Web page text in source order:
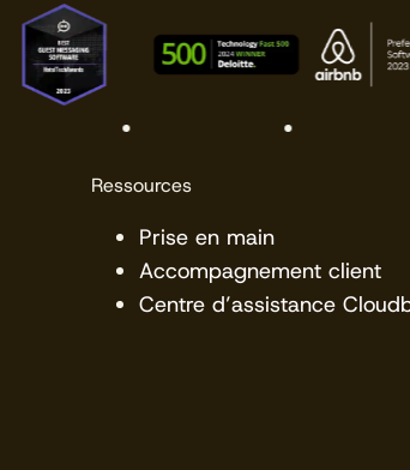
Ressources
Prise en main
Accompagnement client
Centre d’assistance